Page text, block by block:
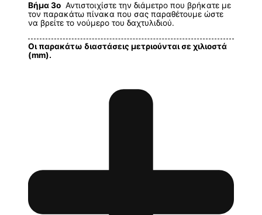
Βήμα 3ο Αντιστοιχίστε την διάμετρο που βρήκατε με
τον παρακάτω πίνακα που σας παραθέτουμε ώστε
να βρείτε το νούμερο του δαχτυλιδιού.
Οι παρακάτω διαστάσεις μετριούνται σε χιλιοστά
(mm).